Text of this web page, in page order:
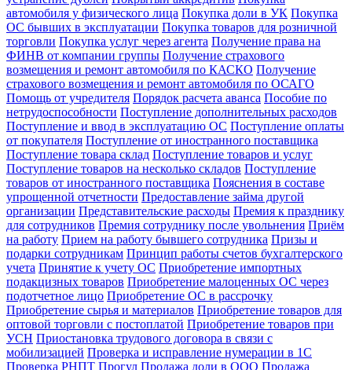
автомобиля у физического лица Покупка доли в УК Покупка
ОС бывших в эксплуатации Покупка товаров для розничной
торговли Покупка услуг через агента Получение права на
ФИНВ от компании группы Получение страхового
возмещения и ремонт автомобиля по КАСКО Получение
страхового возмещения и ремонт автомобиля по ОСАГО
Помощь от учредителя Порядок расчета аванса Пособие по
нетрудоспособности Поступление дополнительных расходов
Поступление и ввод в эксплуатацию ОС Поступление оплаты
от покупателя Поступление от иностранного поставщика
Поступление товара склад Поступление товаров и услуг
Поступление товаров на несколько складов Поступление
товаров от иностранного поставщика Пояснения в составе
упрощенной отчетности Предоставление займа другой
организации Представительские расходы Премия к празднику
для сотрудников Премия сотруднику после увольнения Приём
на работу Прием на работу бывшего сотрудника Призы и
подарки сотрудникам Принцип работы счетов бухгалтерского
учета Принятие к учету ОС Приобретение импортных
подакцизных товаров Приобретение малоценных ОС через
подотчетное лицо Приобретение ОС в рассрочку
Приобретение сырья и материалов Приобретение товаров для
оптовой торговли с постоплатой Приобретение товаров при
УСН Приостановка трудового договора в связи с
мобилизацией Проверка и исправление нумерации в 1С
Проверка РНПТ Прогул Продажа доли в ООО Продажа